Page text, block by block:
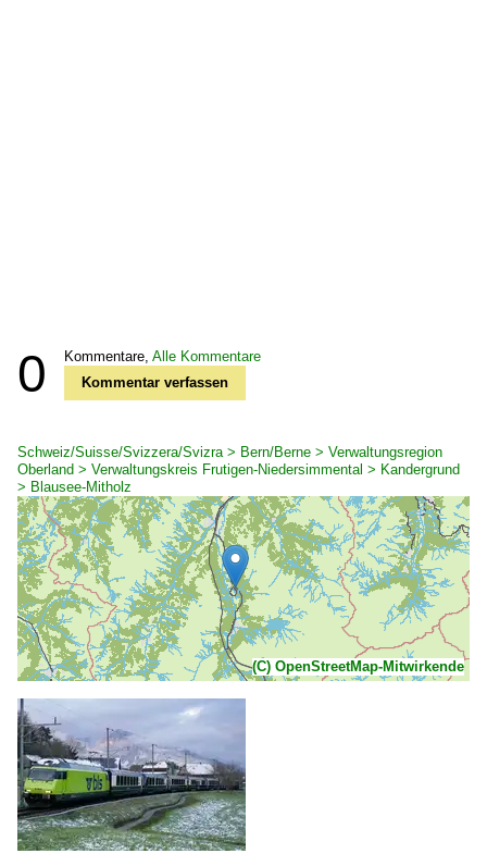
0 Kommentare, Alle Kommentare
Kommentar verfassen
Schweiz/Suisse/Svizzera/Svizra > Bern/Berne > Verwaltungsregion
Oberland > Verwaltungskreis Frutigen-Niedersimmental > Kandergrund
> Blausee-Mitholz
(C) OpenStreetMap-Mitwirkende